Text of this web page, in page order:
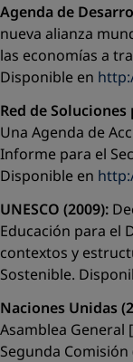
Agenda de
nueva alianza
las economías a
Disponible en
Red de
Una Agenda de
Informe para el
Disponible en
UNESCO (2009):
Educación para el
contextos y
Sostenible.
Naciones Unidas
Asamblea General
Segunda